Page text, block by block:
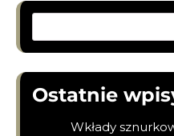
Ostatnie
Wkłady